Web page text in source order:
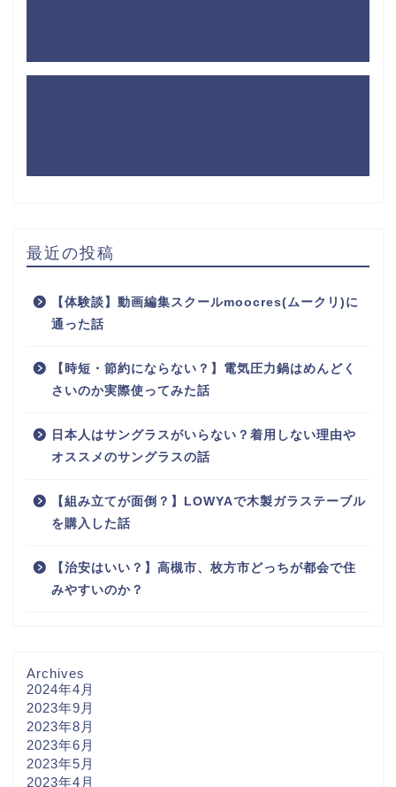
最近の投稿
【体験談】動画編集スクールmoocres(ムークリ)に
通った話
【時短・節約にならない？】電気圧力鍋はめんどく
さいのか実際使ってみた話
日本人はサングラスがいらない？着用しない理由や
オススメのサングラスの話
【組み立てが面倒？】LOWYAで木製ガラステーブル
を購入した話
【治安はいい？】高槻市、枚方市どっちが都会で住
みやすいのか？
Archives
2024年4月
2023年9月
2023年8月
2023年6月
2023年5月
2023年4月